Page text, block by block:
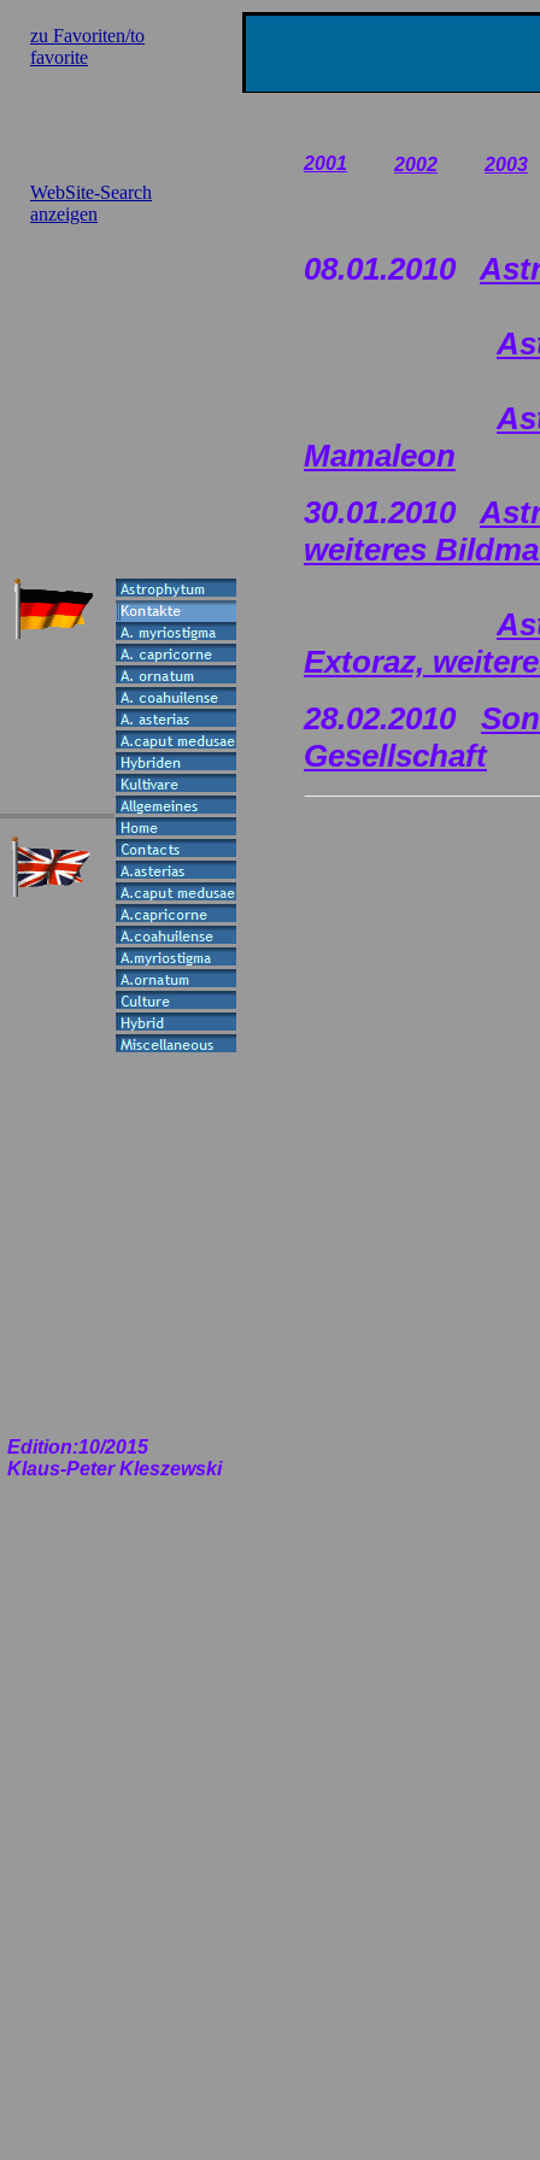
zu Favoriten/to
favorite
WebSite-Search
anzeigen
Edition:10/2015
Klaus-Peter Kleszewski
2001 2002 2003
08.01.2010
Mamaleon
30.01.2010
weiteres
Extoraz,
28.02.2010
Gesellschaft